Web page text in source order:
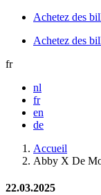
Achetez des
Achetez des
fr
nl
fr
en
de
Accueil
Abby X De
22.03.2025